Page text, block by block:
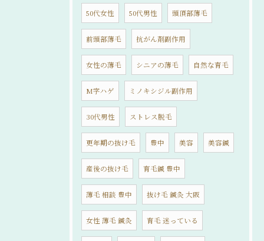
50代女性 50代男性 頭頂部薄毛
前頭部薄毛 抗がん剤副作用
女性の薄毛 シニアの薄毛 自然な育毛
M字ハゲ ミノキシジル副作用
30代男性 ストレス脱毛
更年期の抜け毛 豊中 美容 美容鍼
産後の抜け毛 育毛鍼 豊中
薄毛 相談 豊中 抜け毛 鍼灸 大阪
女性 薄毛 鍼灸 育毛 迷っている